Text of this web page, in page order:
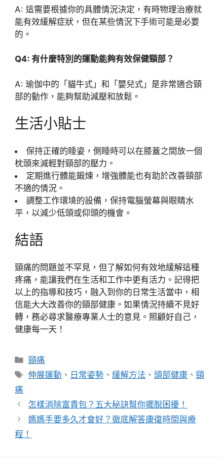
A: 這需要根據你的具體情況決定，有時物理治療就
能有效緩解症狀，但在某些情況下手術可能是必要
的。
Q4: 有什麼特別的運動能夠有效保健頸部？
A: 瑜伽中的「貓牛式」和「嬰兒式」是非常適合頸
部的動作，能夠幫助減壓和放鬆。
生活小貼士
保持正確的睡姿，側睡時可以在膝蓋之間放一個
枕頭來減輕對頸部的壓力。
定期進行體能鍛煉，增強體能也有助於改善頸部
不適的情況。
調整工作環境的設備，保持電腦螢幕與眼睛水
平，以減少低頭或仰頭的機會。
結語
頸痛的問題並不罕見，但了解如何有效地緩解這種
疼痛，能讓我們在生活和工作中更有活力。記得把
以上的指導和技巧，融入到你的日常生活當中，相
信能大大改善你的頸部健康。如果情況持續不見好
轉，務必尋求醫療專業人士的意見。照顧好自己，
健康每一天！
分
類
頸痛
標
伸展運動 、 日常姿勢 、緩解方法 、頭部健康 、頸
痛
怎樣消除富貴包？五大秘訣幫你擺脫困擾！
媽媽手要多久才會好？徹底解答康復時間與療
程！